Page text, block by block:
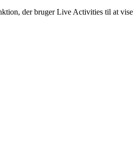
der bruger Live Activities til at